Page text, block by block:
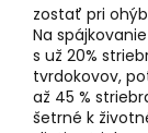
zostať pri
Na
s už 20%
tvrdokovov,
až 45 %
šetrné k